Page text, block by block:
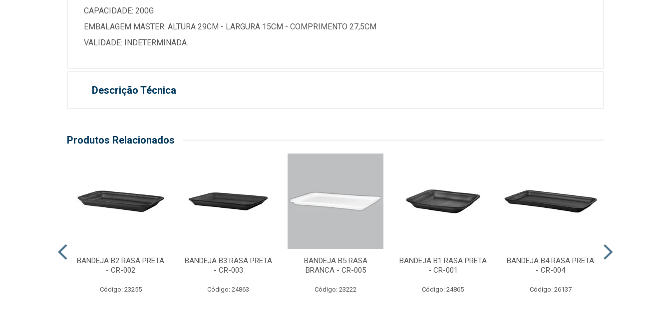
CAPACIDADE: 200G
EMBALAGEM MASTER: ALTURA 29CM - LARGURA 15CM - COMPRIMENTO 27,5CM
VALIDADE: INDETERMINADA.
Descrição Técnica
Produtos Relacionados
BANDEJA B2 RASA PRETA
- CR-002
Código: 23255
BANDEJA B3 RASA PRETA
- CR-003
Código: 24863
BANDEJA B5 RASA
BRANCA - CR-005
Código: 23222
BANDEJA B1 RASA PRETA
- CR-001
Código: 24865
BANDEJA B4 RASA PRETA
- CR-004
Código: 26137